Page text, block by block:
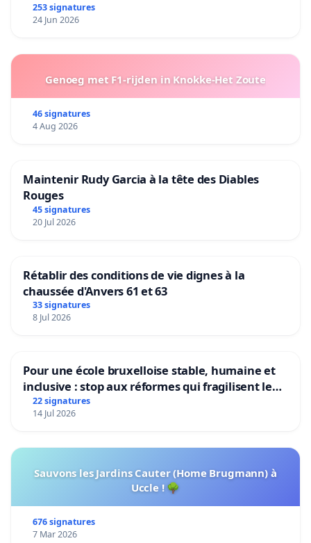
253 signatures
24 Jun 2026
Genoeg met F1-rijden in Knokke-Het Zoute
46 signatures
4 Aug 2026
Maintenir Rudy Garcia à la tête des Diables
Rouges
45 signatures
20 Jul 2026
Rétablir des conditions de vie dignes à la
chaussée d'Anvers 61 et 63
33 signatures
8 Jul 2026
Pour une école bruxelloise stable, humaine et
inclusive : stop aux réformes qui fragilisent le
primaire
22 signatures
14 Jul 2026
Sauvons les Jardins Cauter (Home Brugmann) à
Uccle ! 🌳
676 signatures
7 Mar 2026